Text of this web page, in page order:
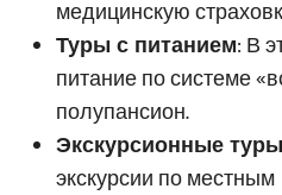
медицинскую
Туры с питанием: В
питание по системе
полупансион.
Экскурсионные туры
экскурсии по местным